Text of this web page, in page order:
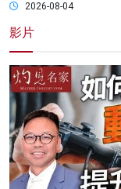
2026-08-04
影片